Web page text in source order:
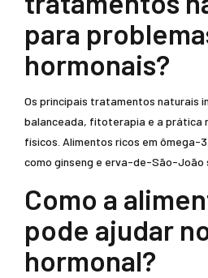
para
hormonais?
Os principais tratamentos naturais
balanceada, fitoterapia e a prática
físicos. Alimentos ricos em ômega-
como ginseng e erva-de-São-João
Como a
pode ajudar
hormonal?